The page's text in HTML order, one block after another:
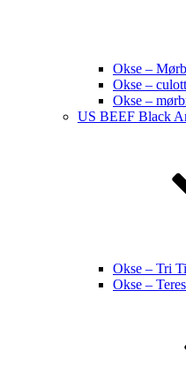
Okse –
Okse –
Okse –
US BEEF Black
Okse – Tri
Okse –